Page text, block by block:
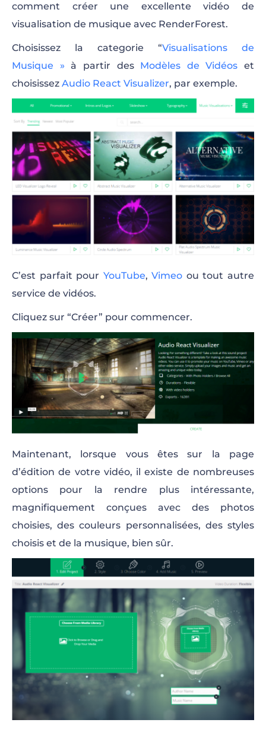
comment créer une excellente vidéo de
visualisation de musique avec RenderForest.
Choisissez la categorie “Visualisations de
Musique »à partir des Modèles de Vidéos et
choisissez Audio React Visualizer, par exemple.
C’est parfait pour YouTube,Vimeo ou tout autre
service de vidéos.
Cliquez sur “Créer” pour commencer.
Maintenant, lorsque vous êtes sur la page
d’édition de votre vidéo, il existe de nombreuses
options pour la rendre plus intéressante,
magnifiquement conçues avec des photos
choisies, des couleurs personnalisées, des styles
choisis et de la musique, bien sûr.